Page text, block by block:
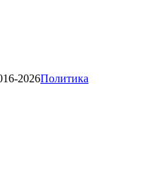
2026Политика